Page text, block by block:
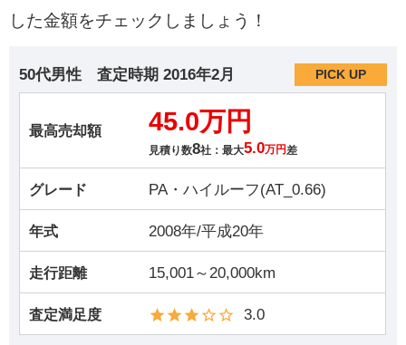
した金額をチェックしましょう！
50代男性 査定時期 2016年2月 PICK UP
最高売却額 45.0万円
見積り数8社：最大5.0万円 差
グレード PA・ハイルーフ(AT_0.66)
年式 2008年/平成20年
走行距離 15,001～20,000km
査定満足度 3.0